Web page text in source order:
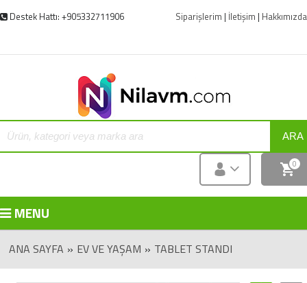
Destek Hattı: +905332711906 Siparişlerim | İletişim | Hakkımızda
ARA
0
MENU
ANA SAYFA » EV VE YAŞAM » TABLET STANDI